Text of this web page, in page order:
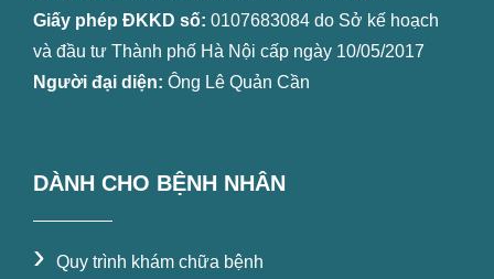
Giấy phép ĐKKD số: 0107683084 do Sở kế hoạch
và đầu tư Thành phố Hà Nội cấp ngày 10/05/2017
Người đại diện: Ông Lê Quản Cần
DÀNH CHO BỆNH NHÂN
› Quy trình khám chữa bệnh